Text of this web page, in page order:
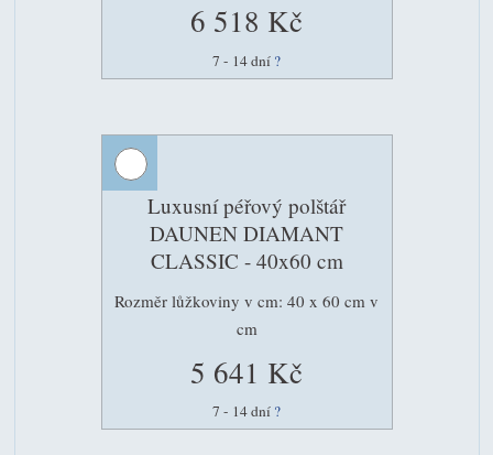
6 518 Kč
7 - 14 dní ?
Luxusní péřový polštář
DAUNEN DIAMANT
CLASSIC - 40x60 cm
Rozměr lůžkoviny v cm: 40 x 60 cm v
cm
5 641 Kč
7 - 14 dní ?